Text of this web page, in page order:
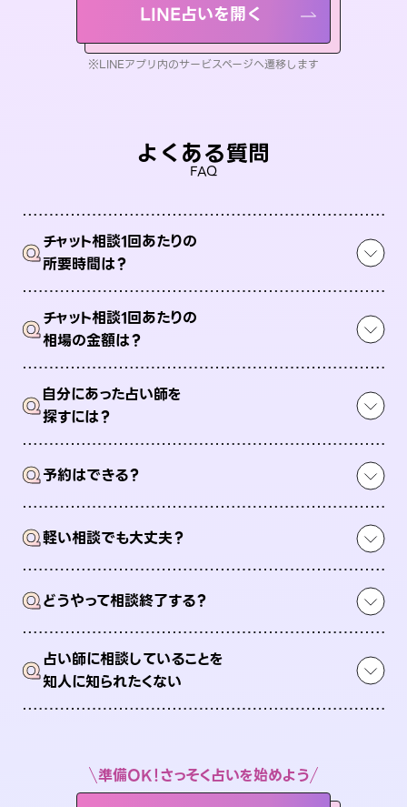
LINE占いを開く
※LINEアプリ内のサービスページへ遷移します
よくある質問
FAQ
Qチャット相談1回あたりの
所要時間は？
Qチャット相談1回あたりの
相場の金額は？
Q自分にあった占い師を
探すには？
Q予約はできる？
Q軽い相談でも大丈夫？
Qどうやって相談終了する？
Q占い師に相談していることを
知人に知られたくない
準備OK！さっそく占いを始めよう